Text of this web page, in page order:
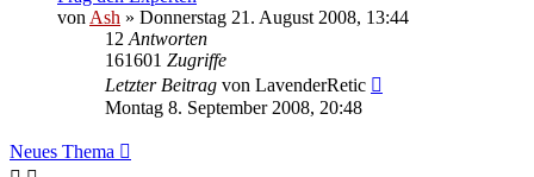
von Ash » Donnerstag 21. August 2008, 13:44
12 Antworten
161601 Zugriffe
Letzter Beitrag von LavenderRetic
Montag 8. September 2008, 20:48
Neues Thema